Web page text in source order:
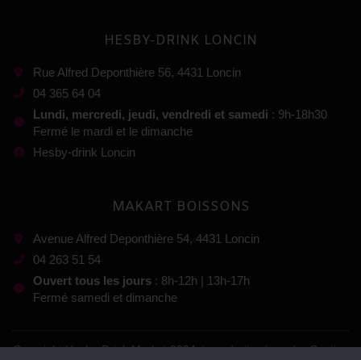
HESBY-DRINK LONCIN
Rue Alfred Deponthière 56, 4431 Loncin
04 365 64 04
Lundi, mercredi, jeudi, vendredi et samedi : 9h-18h30
Fermé le mardi et le dimanche
Hesby-drink Loncin
MAKART BOISSONS
Avenue Alfred Deponthière 54, 4431 Loncin
04 263 51 54
Ouvert tous les jours : 8h-12h | 13h-17h
Fermé samedi et dimanche
Copyright Hesby-Drink Market 2024, tous droits réservés. Gestion